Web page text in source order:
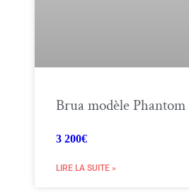
Brua modèle Phantom
3 200€
LIRE LA SUITE »